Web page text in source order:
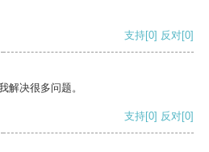
支持[0] 反对[0]
解决很多问题。
支持[0] 反对[0]